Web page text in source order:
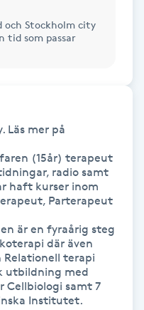
och Stockholm city
tid som passar
Läs mer på
(15år) terapeut
radio samt
haft kurser inom
Parterapeut
är en fyraårig steg
där även
Relationell terapi
utbildning med
Cellbiologi samt 7
Institutet.